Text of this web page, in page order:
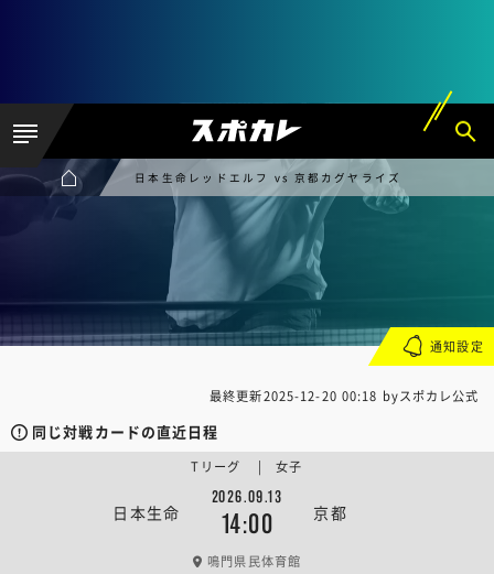
日本生命レッドエルフ vs 京都カグヤライズ
最終更新2025-12-20 00:18 byスポカレ公式
同じ対戦カードの直近日程
日本生命
2026.09.13
14:00 京都
Tリーグ | 女子
鳴門県民体育館
通知設定